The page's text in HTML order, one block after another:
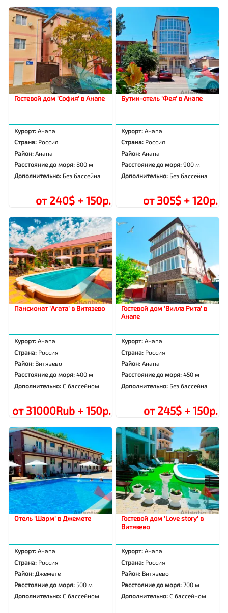
Гостевой дом 'София' в Анапе
Курорт:Анапа
Страна: Россия
Район:Анапа
Расстояние до моря:800 м
Дополнительно: Без бассейна
от 240$ + 150р.
Бутик-отель 'Фея' в Анапе
Курорт:Анапа
Страна: Россия
Район:Анапа
Расстояние до моря:900 м
Дополнительно: Без бассейна
от 305$ + 120р.
Пансионат 'Агата' в Витязево
Курорт:Анапа
Страна: Россия
Район: Витязево
Расстояние до моря:400 м
Дополнительно:С бассейном
от 31000Rub + 150р.
Гостевой дом 'Вилла Рита' в
Анапе
Курорт:Анапа
Страна: Россия
Район:Анапа
Расстояние до моря:450 м
Дополнительно: Без бассейна
от 245$ + 150р.
Отель 'Шарм' в Джемете
Курорт:Анапа
Страна: Россия
Район: Джемете
Расстояние до моря: 500 м
Дополнительно:С бассейном
Гостевой дом 'Love story' в
Витязево
Курорт:Анапа
Страна: Россия
Район: Витязево
Расстояние до моря:700 м
Дополнительно:С бассейном